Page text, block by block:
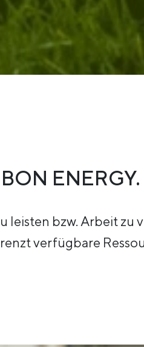
ENERGY.
leisten bzw. Arbeit zu
verfügbare